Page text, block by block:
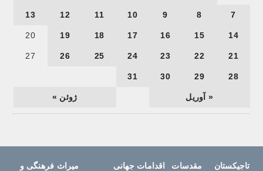
« آوریل ژوئن »
7
8
9
10
11
12
13
14
15
16
17
18
19
20
21
22
23
24
25
26
27
28
29
30
31
تاجیکستان
مقدسات
اقدامات جهانی
میراث فرهنگی و